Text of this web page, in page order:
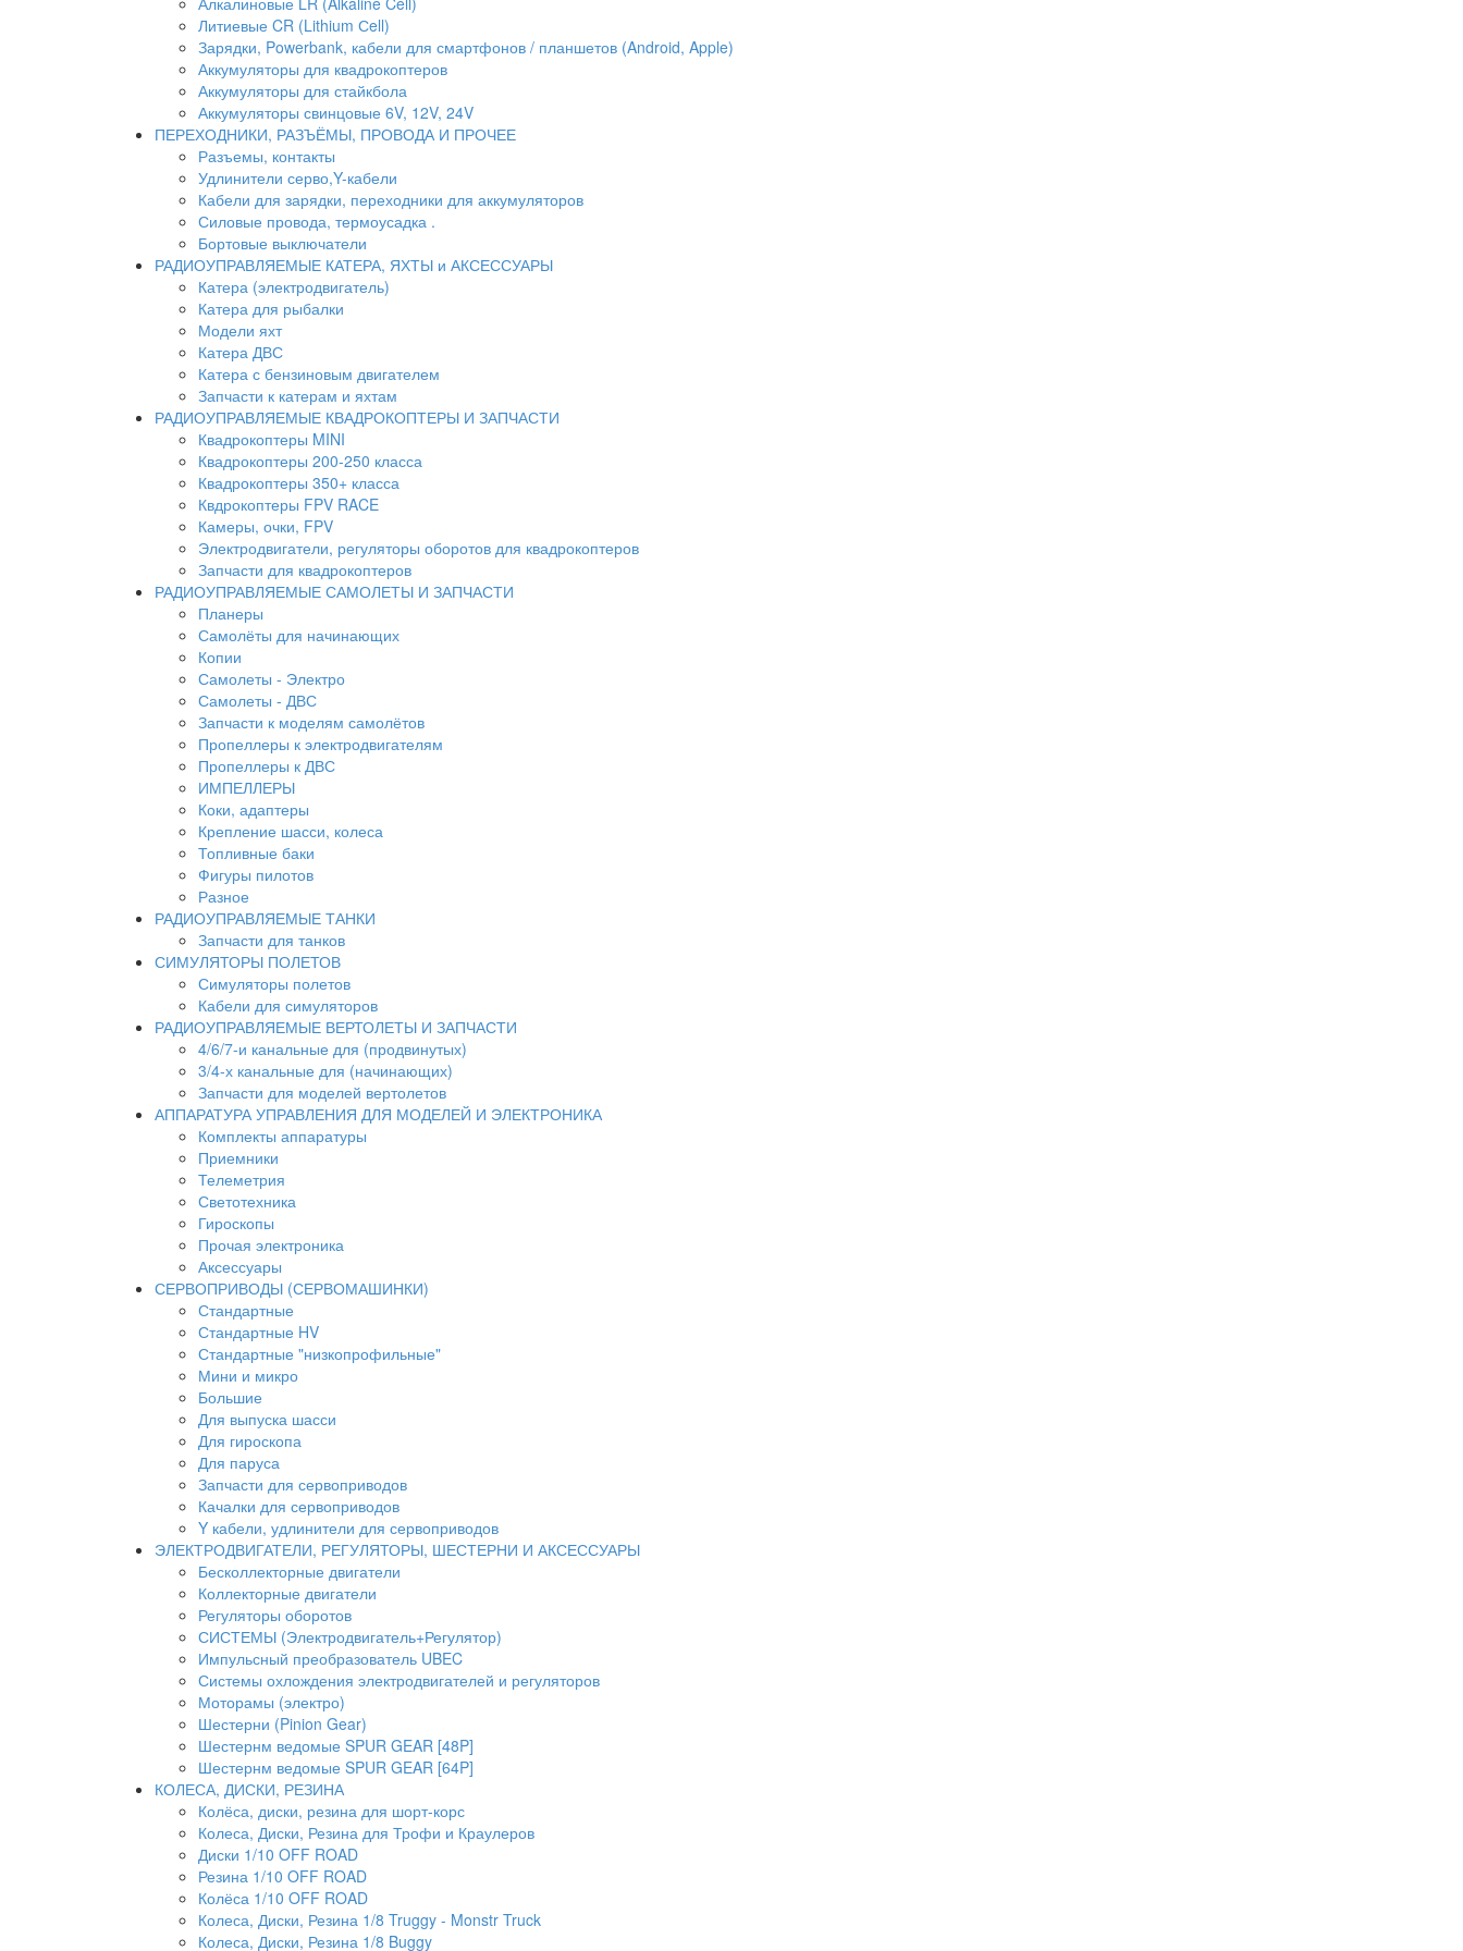
Литиевые CR (Lithium Сell)
Зарядки, Powerbank, кабели для смартфонов / планшетов (Android, Apple)
Аккумуляторы для квадрокоптеров
Аккумуляторы для стайкбола
Аккумуляторы свинцовые 6V, 12V, 24V
ПЕРЕХОДНИКИ, РАЗЪЁМЫ, ПРОВОДА И ПРОЧЕЕ
Разъемы, контакты
Удлинители серво,Y-кабели
Кабели для зарядки, переходники для аккумуляторов
Силовые провода, термоусадка .
Бортовые выключатели
РАДИОУПРАВЛЯЕМЫЕ КАТЕРА, ЯХТЫ и АКСЕССУАРЫ
Катера (электродвигатель)
Катера для рыбалки
Модели яхт
Катера ДВС
Катера с бензиновым двигателем
Запчасти к катерам и яхтам
РАДИОУПРАВЛЯЕМЫЕ КВАДРОКОПТЕРЫ И ЗАПЧАСТИ
Квадрокоптеры MINI
Квадрокоптеры 200-250 класса
Квадрокоптеры 350+ класса
Квдрокоптеры FPV RACE
Камеры, очки, FPV
Электродвигатели, регуляторы оборотов для квадрокоптеров
Запчасти для квадрокоптеров
РАДИОУПРАВЛЯЕМЫЕ САМОЛЕТЫ И ЗАПЧАСТИ
Планеры
Самолёты для начинающих
Копии
Самолеты - Электро
Самолеты - ДВС
Запчасти к моделям самолётов
Пропеллеры к электродвигателям
Пропеллеры к ДВС
ИМПЕЛЛЕРЫ
Коки, адаптеры
Крепление шасси, колеса
Топливные баки
Фигуры пилотов
Разное
РАДИОУПРАВЛЯЕМЫЕ ТАНКИ
Запчасти для танков
СИМУЛЯТОРЫ ПОЛЕТОВ
Симуляторы полетов
Кабели для симуляторов
РАДИОУПРАВЛЯЕМЫЕ ВЕРТОЛЕТЫ И ЗАПЧАСТИ
4/6/7-и канальные для (продвинутых)
3/4-х канальные для (начинающих)
Запчасти для моделей вертолетов
АППАРАТУРА УПРАВЛЕНИЯ ДЛЯ МОДЕЛЕЙ И ЭЛЕКТРОНИКА
Комплекты аппаратуры
Приемники
Телеметрия
Светотехника
Гироскопы
Прочая электроника
Аксессуары
СЕРВОПРИВОДЫ (СЕРВОМАШИНКИ)
Стандартные
Стандартные HV
Стандартные "низкопрофильные"
Мини и микро
Большие
Для выпуска шасси
Для гироскопа
Для паруса
Запчасти для сервоприводов
Качалки для сервоприводов
Y кабели, удлинители для сервоприводов
ЭЛЕКТРОДВИГАТЕЛИ, РЕГУЛЯТОРЫ, ШЕСТЕРНИ И АКСЕССУАРЫ
Бесколлекторные двигатели
Коллекторные двигатели
Регуляторы оборотов
СИСТЕМЫ (Электродвигатель+Регулятор)
Импульсный преобразователь UBEC
Системы охлождения электродвигателей и регуляторов
Моторамы (электро)
Шестерни (Pinion Gear)
Шестернм ведомые SPUR GEAR [48P]
Шестернм ведомые SPUR GEAR [64P]
КОЛЕСА, ДИСКИ, РЕЗИНА
Колёса, диски, резина для шорт-корс
Колеса, Диски, Резина для Трофи и Краулеров
Диски 1/10 OFF ROAD
Резина 1/10 OFF ROAD
Колёса 1/10 OFF ROAD
Колеса, Диски, Резина 1/8 Truggy - Monstr Truck
Колеса, Диски, Резина 1/8 Buggy